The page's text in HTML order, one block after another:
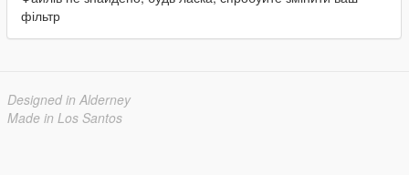
фільтр
Designed in Alderney
Made in Los Santos